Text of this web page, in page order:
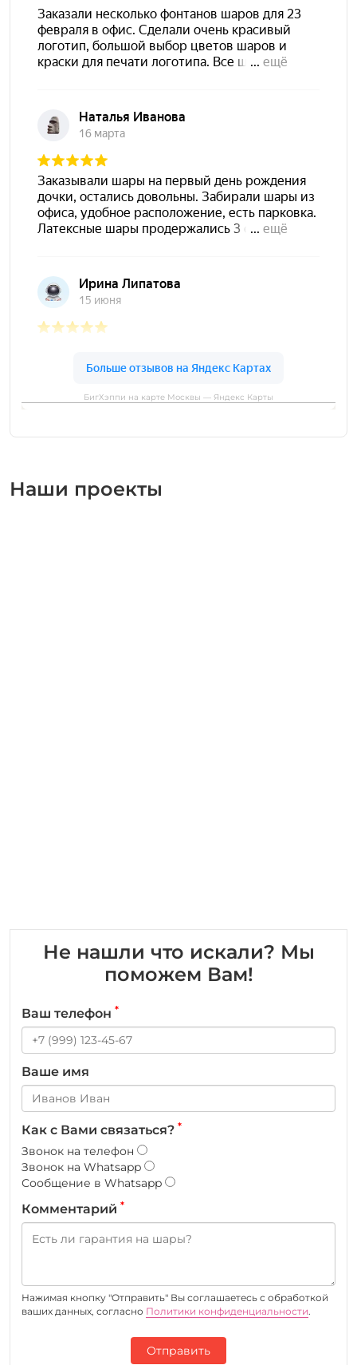
БигХэппи на карте Москвы — Яндекс Карты
Наши проекты
Не нашли что искали? Мы
поможем Вам!
Ваш телефон *
Ваше имя
Как с Вами связаться? *
Звонок на телефон
Звонок на Whatsapp
Сообщение в Whatsapp
Комментарий *
Нажимая кнопку "Отправить" Вы соглашаетесь c обработкой
ваших данных, согласно Политики конфиденциальности.
Отправить